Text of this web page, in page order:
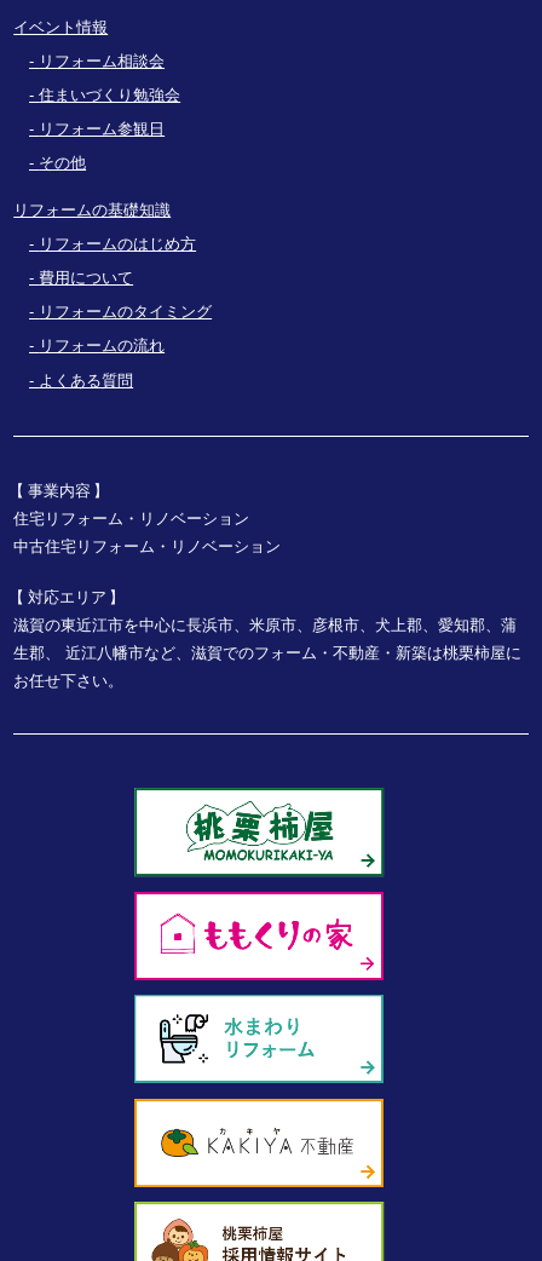
イベント情報
リフォーム相談会
住まいづくり勉強会
リフォーム参観日
その他
リフォームの基礎知識
リフォームのはじめ方
費用について
リフォームのタイミング
リフォームの流れ
よくある質問
事業内容
住宅リフォーム・リノベーション
中古住宅リフォーム・リノベーション
対応エリア
滋賀の東近江市を中心に長浜市、米原市、彦根市、犬上郡、愛知郡、蒲
生郡、
近江八幡市など、滋賀でのフォーム・不動産・新築は桃栗柿屋に
お任せ下さい。